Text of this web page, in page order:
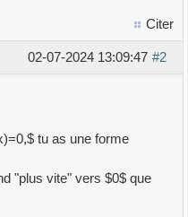
Citer
#2
02-07-2024 13:09:47
tu as une forme
"plus vite" vers $0$ que